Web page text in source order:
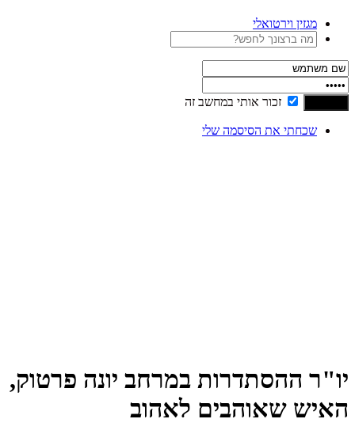
מגזין וירטואלי
זכור אותי במחשב זה
שכחתי את הסיסמה שלי
יו"ר ההסתדרות במרחב יונה פרטוק,
האיש שאוהבים לאהוב